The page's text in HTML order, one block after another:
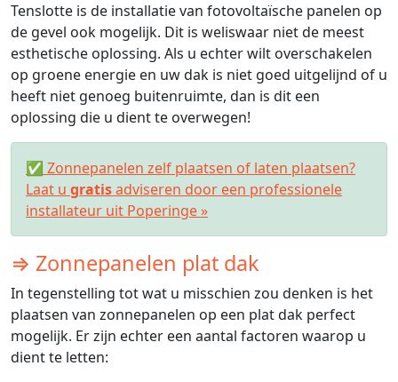
Tenslotte is de installatie van fotovoltaïsche panelen op
de gevel ook mogelijk. Dit is weliswaar niet de meest
esthetische oplossing. Als u echter wilt overschakelen
op groene energie en uw dak is niet goed uitgelijnd of u
heeft niet genoeg buitenruimte, dan is dit een
oplossing die u dient te overwegen!
✅ Zonnepanelen zelf plaatsen of laten plaatsen?
Laat u gratisadviseren door een professionele
installateur uit Poperinge »
⇒ Zonnepanelen plat dak
In tegenstelling tot wat u misschien zou denken is het
plaatsen van zonnepanelen op een plat dak perfect
mogelijk. Er zijn echter een aantal factoren waarop u
dient te letten: